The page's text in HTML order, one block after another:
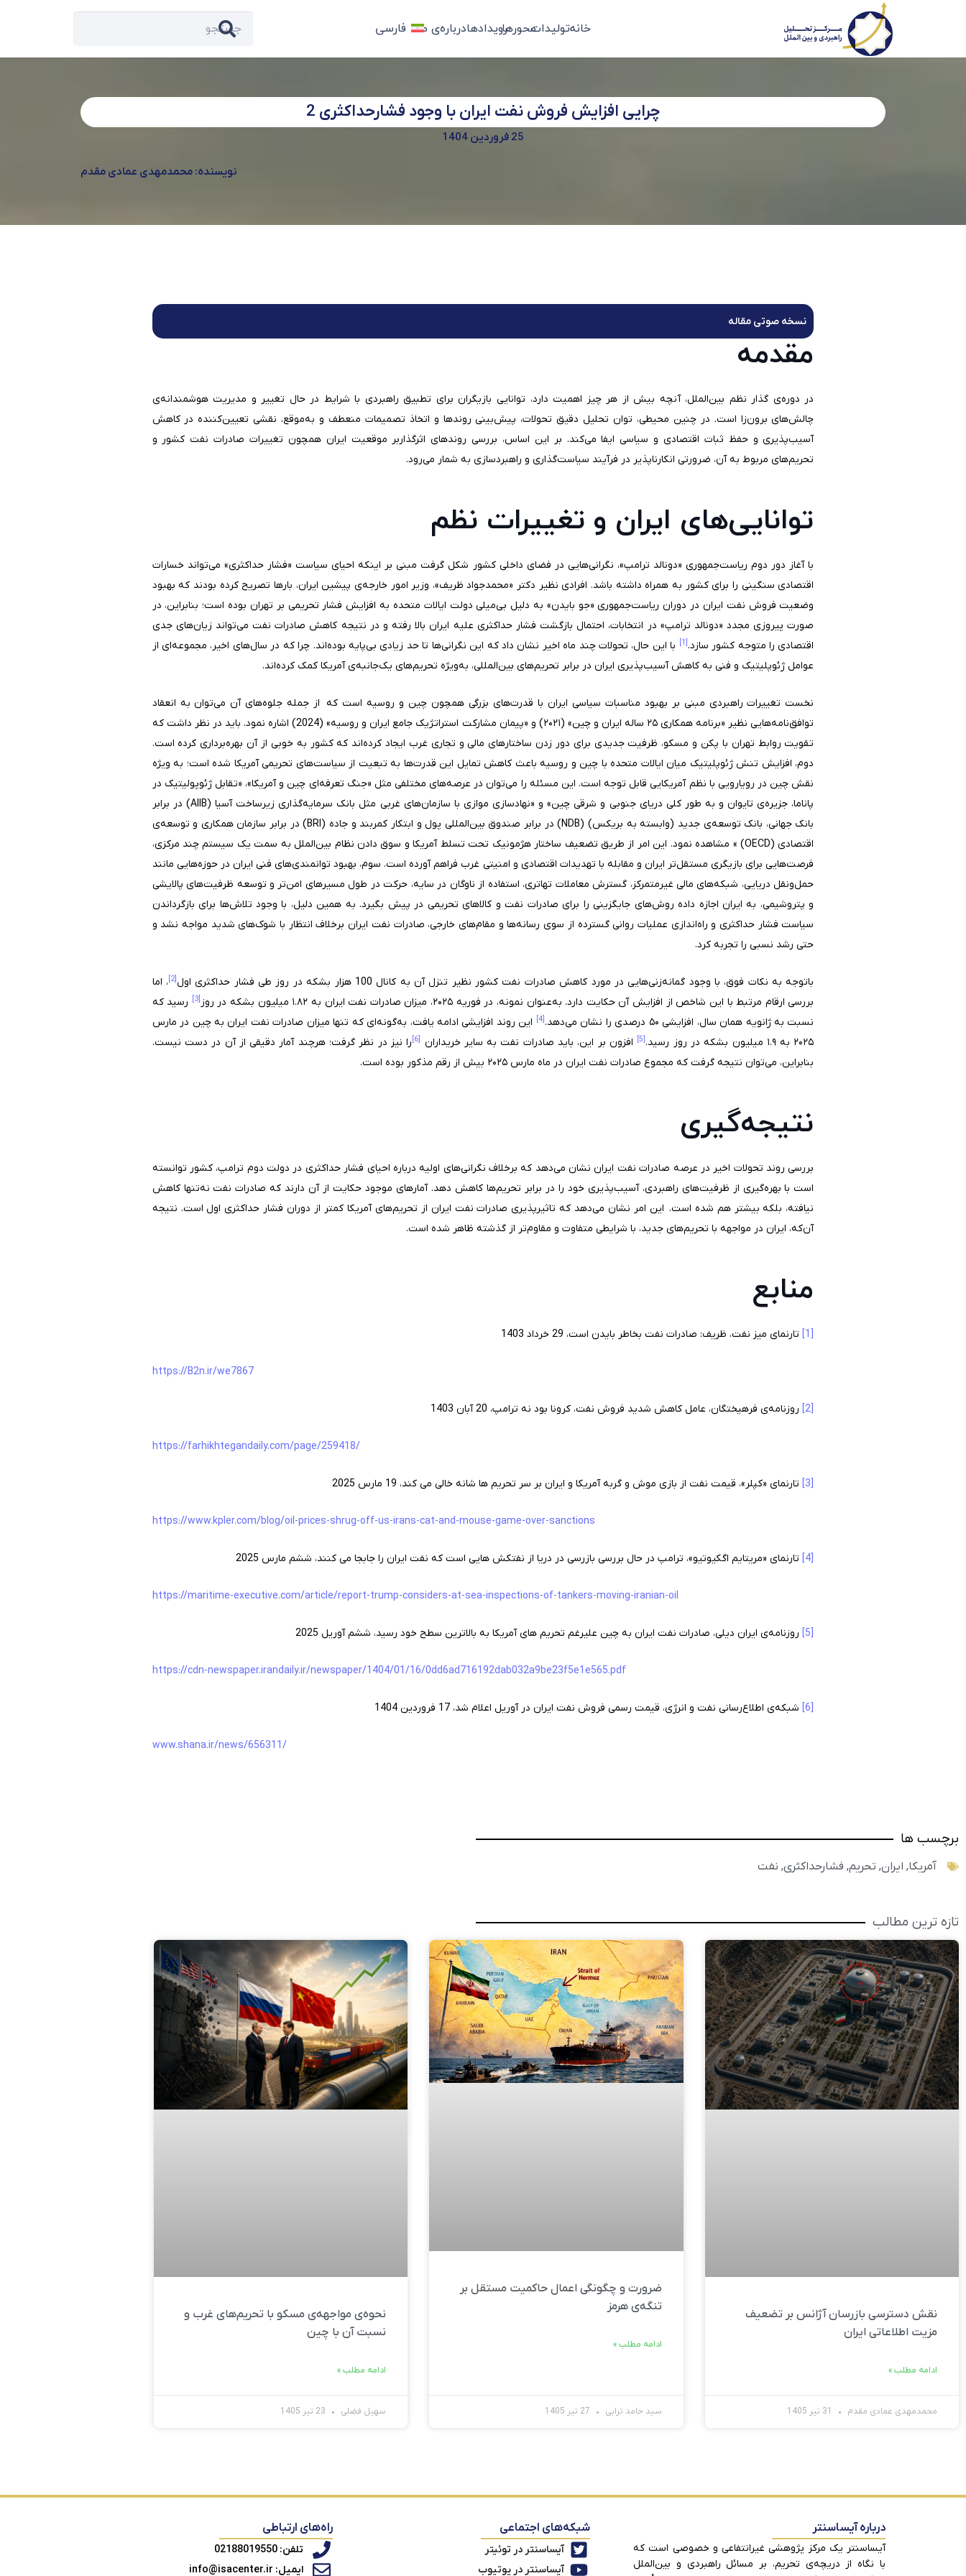
خانهتولیداتمحورهارویدادهادرباره‌ی ما فارسی
چرایی افزایش فروش نفت ایران با وجود فشارحداکثری 2
25 فروردین 1404
نویسنده: محمدمهدی عمادی مقدم
نسخه صوتی مقاله
مقدمه
در دوره‌ی گذار نظم بین‌الملل، آنچه بیش از هر چیز اهمیت دارد، توانایی بازیگران برای تطبیق راهبردی با شرایط در حال تغییر و مدیریت هوشمندانه‌ی
چالش‌های برون‌زا است. در چنین محیطی، توان تحلیل دقیق تحولات، پیش‌بینی روندها و اتخاذ تصمیمات منعطف و به‌موقع، نقشی تعیین‌کننده در کاهش
آسیب‌پذیری و حفظ ثبات اقتصادی و سیاسی ایفا می‌کند. بر این اساس، بررسی روندهای اثرگذاربر موقعیت ایران همچون تغییرات صادرات نفت کشور و
تحریم‌های مربوط به آن، ضرورتی انکارناپذیر در فرآیند سیاست‌گذاری و راهبردسازی به شمار می‌رود.
توانایی‌های ایران و تغییرات نظم
با آغاز دور دوم ریاست‌جمهوری «دونالد ترامپ»، نگرانی‌هایی در فضای داخلی کشور شکل گرفت مبنی بر اینکه احیای سیاست «فشار حداکثری» می‌تواند خسارات
اقتصادی سنگینی را برای کشور به همراه داشته باشد. افرادی نظیر دکتر «محمدجواد ظریف»، وزیر امور خارجه‌ی پیشین ایران، بارها تصریح کرده بودند که بهبود
وضعیت فروش نفت ایران در دوران ریاست‌جمهوری «جو بایدن» به دلیل بی‌میلی دولت ایالات متحده به افزایش فشار تحریمی بر تهران بوده است؛ بنابراین، در
صورت پیروزی مجدد «دونالد ترامپ» در انتخابات، احتمال بازگشت فشار حداکثری علیه ایران بالا رفته و در نتیجه کاهش صادرات نفت می‌تواند زیان‌های جدی
اقتصادی را متوجه کشور سازد.
با این حال، تحولات چند ماه اخیر نشان داد که این نگرانی‌ها تا حد زیادی بی‌پایه بوده‌اند. چرا که در سال‌های اخیر، مجموعه‌ای از
عوامل ژئوپلیتیک و فنی به کاهش آسیب‌پذیری ایران در برابر تحریم‌های بین‌المللی، به‌ویژه تحریم‌های یک‌جانبه‌ی آمریکا کمک کرده‌اند.
نخست تغییرات راهبردی مبنی بر بهبود مناسبات سیاسی ایران با قدرت‌های بزرگی همچون چین و روسیه است که از جمله جلوه‌های آن می‌توان به انعقاد
توافق‌نامه‌هایی نظیر «برنامه همکاری ۲۵ ساله ایران و چین» (۲۰۲۱) و «پیمان مشارکت استراتژیک جامع ایران و روسیه» (2024) اشاره نمود. باید در نظر داشت که
تقویت روابط تهران با پکن و مسکو، ظرفیت جدیدی برای دور زدن ساختارهای مالی و تجاری غرب ایجاد کرده‌اند که کشور به خوبی از آن بهره‌برداری کرده است.
دوم، افزایش تنش ژئوپلیتیک میان ایالات متحده با چین و روسیه باعث کاهش تمایل این قدرت‌ها به تبعیت از سیاست‌های تحریمی آمریکا شده است؛ به ویژه
نقش چین در رویارویی با نظم آمریکایی قابل توجه است. این مسئله را می‌توان در عرصه‌های مختلفی مثل «جنگ‌ تعرفه‌ای چین و آمریکا»، «تقابل ژئوپولیتیک در
پاناما، جزیره‌ی تایوان و به طور کلی دریای جنوبی و شرقی چین» و «نهادسازی موازی با سازمان‌های غربی مثل بانک سرمایه‌گذاری زیرساخت آسیا (AIIB) در برابر
بانک جهانی، بانک توسعه‌ی جدید (وابسته به بریکس) (NDB) در برابر صندوق بین‌المللی پول و ابتکار کمربند و جاده (BRI) در برابر سازمان همکاری و توسعه‌ی
اقتصادی (OECD) » مشاهده نمود. این امر از طریق تضعیف ساختار هژمونیک تحت تسلط آمریکا و سوق‌ دادن نظام بین‌الملل به سمت یک سیستم چند مرکزی،
فرصت‌هایی برای بازیگری مستقل‌تر ایران و مقابله با تهدیدات اقتصادی و امنیتی غرب فراهم آورده است. سوم، بهبود توانمندی‌های فنی ایران در حوزه‌هایی مانند
حمل‌ونقل دریایی، شبکه‌های مالی غیرمتمرکز، گسترش معاملات تهاتری، استفاده از ناوگان در سایه، حرکت در طول مسیر‌های امن‌تر و توسعه ظرفیت‌های پالایشی
و پتروشیمی، به ایران اجازه داده روش‌های جایگزینی را برای صادرات نفت و کالاهای تحریمی در پیش بگیرد. به همین دلیل، با وجود تلاش‌ها برای بازگرداندن
سیاست فشار حداکثری و راه‌اندازی عملیات روانی گسترده از سوی رسانه‌ها و مقام‌های خارجی، صادرات نفت ایران برخلاف انتظار با شوک‌های شدید مواجه نشد و
حتی رشد نسبی را تجربه کرد.
باتوجه به نکات فوق، با وجود گمانه‌زنی‌هایی در مورد کاهش صادرات نفت کشور نظیر تنزل آن به کانال 100 هزار بشکه در روز طی فشار حداکثری اول [2]
، اما
بررسی‌ ارقام مرتبط با این شاخص از افزایش آن حکایت دارد. به‌عنوان نمونه، در فوریه ۲۰۲۵، میزان صادرات نفت ایران به ۱.۸۲ میلیون بشکه در روز
[3]
رسید که
نسبت به ژانویه همان سال، افزایشی ۵۰ درصدی را نشان می‌دهد.
[4]
این روند افزایشی ادامه یافت، به‌گونه‌ای که تنها میزان صادرات نفت ایران به چین در مارس
۲۰۲۵ به ۱.۹ میلیون بشکه در روز رسید.
افزون بر این، باید صادرات نفت به سایر خریداران
را نیز در نظر گرفت؛ هرچند آمار دقیقی از آن در دست نیست.
بنابراین، می‌توان نتیجه گرفت که مجموع صادرات نفت ایران در ماه مارس ۲۰۲۵ بیش از رقم مذکور بوده است.
نتیجه‌گیری
بررسی روند تحولات اخیر در عرصه صادرات نفت ایران نشان می‌دهد که برخلاف نگرانی‌های اولیه درباره احیای فشار حداکثری در دولت دوم ترامپ، کشور توانسته
است با بهره‌گیری از ظرفیت‌های راهبردی، آسیب‌پذیری خود را در برابر تحریم‌ها کاهش دهد. آمارهای موجود حکایت از آن دارند که صادرات نفت نه‌تنها کاهش
نیافته، بلکه بیشتر هم شده است. این امر نشان می‌دهد که تاثیرپذیری صادرات نفت ایران از تحریم‌های آمریکا کمتر از دوران فشار حداکثری اول است. نتیجه
آن‌که، ایران در مواجهه با تحریم‌های جدید، با شرایطی متفاوت و مقاوم‌تر از گذشته ظاهر شده است.
منابع
[1] تارنمای میز نفت، ظریف: صادرات نفت بخاطر بایدن است، 29 خرداد 1403
https://B2n.ir/we7867
[2] روزنامه‌ی فرهیختگان، عامل کاهش شدید فروش نفت، کرونا بود نه ترامپ، 20 آبان 1403
https://farhikhtegandaily.com/page/259418/
[3] تارنمای «کپلر»، قیمت نفت از بازی موش و گربه آمریکا و ایران بر سر تحریم ها شانه خالی می کند، 19 مارس 2025
https://www.kpler.com/blog/oil-prices-shrug-off-us-irans-cat-and-mouse-game-over-sanctions
[4] تارنمای «مریتایم اگکیوتیو»، ترامپ در حال بررسی بازرسی در دریا از نفتکش هایی است که نفت ایران را جابجا می کنند، ششم مارس 2025
https://maritime-executive.com/article/report-trump-considers-at-sea-inspections-of-tankers-moving-iranian-oil
[5] روزنامه‌ی ایران دیلی، صادرات نفت ایران به چین علیرغم تحریم های آمریکا به بالاترین سطح خود رسید، ششم آوریل 2025
https://cdn-newspaper.irandaily.ir/newspaper/1404/01/16/0dd6ad716192dab032a9be23f5e1e565.pdf
[6] شبکه‌ی اطلاع‌رسانی نفت و انرژی، قیمت رسمی فروش نفت ایران در آوریل اعلام شد، 17 فروردین 1404
www.shana.ir/news/656311/
برچسب ها
آمریکا, ایران, تحریم, فشارحداکثری, نفت
تازه ترین مطالب
نقش دسترسی بازرسان آژانس بر تضعیف
مزیت اطلاعاتی ایران
ادامه مطلب »
محمدمهدی عمادی مقدم
ضرورت و چگونگی اعمال حاکمیت مستقل بر
تنگه‌ی هرمز
ادامه مطلب »
سید حامد ترابی
نحوه‌ی مواجهه‌ی مسکو با تحریم‌های غرب و
نسبت آن با چین
ادامه مطلب »
سهیل فضلی
درباره آیساسنتر
آیساسنتر یک مرکز پژوهشی غیرانتفاعی و خصوصی است که
با نگاه از دریچه‌ی تحریم، بر مسائل راهبردی و بین‌الملل
شبکه‌های اجتماعی
آیساسنتر در توئیتر
آیساسنتر در یوتیوب
راه‌های ارتباطی
تلفن: 02188019550
ایمیل: info@isacenter.ir